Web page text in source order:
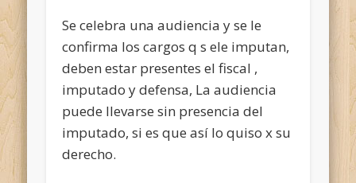
Se celebra una audiencia y se le
confirma los cargos q s ele imputan,
deben estar presentes el fiscal ,
imputado y defensa, La audiencia
puede llevarse sin presencia del
imputado, si es que así lo quiso x su
derecho.